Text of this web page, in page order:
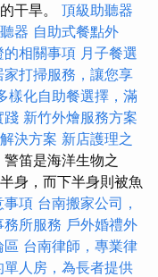
干旱。 頂級助聽器
器 自助式餐點外
的相關事項 月子餐選
家打掃服務，讓您享
樣化自助餐選擇，滿
踐 新竹外燴服務方案
決方案 新店護理之
警笛是海洋生物之
身，而下半身則被魚
事項 台南搬家公司，
所服務 戶外婚禮外
區 台南律師，專業律
人房，為長者提供